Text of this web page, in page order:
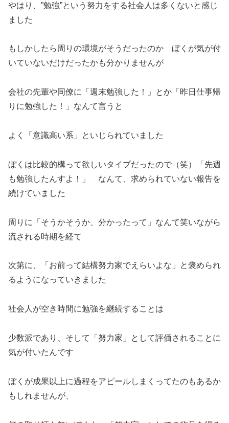
やはり、”勉強”という努力をする社会人は多くないと感じ
ました
もしかしたら周りの環境がそうだったのか ぼくが気が付
いていないだけだったかも分かりませんが
会社の先輩や同僚に「週末勉強した！」とか「昨日仕事帰
りに勉強した！」なんて言うと
よく「意識高い系」といじられていました
ぼくは比較的構って欲しいタイプだったので（笑）「先週
も勉強したんすよ！」 なんて、求められていない報告を
続けていました
周りに「そうかそうか、分かったって」なんて笑いながら
流される時期を経て
次第に、「お前って結構努力家でえらいよな」と褒められ
るようになっていきました
社会人が空き時間に勉強を継続することは
少数派であり、そして「努力家」として評価されることに
気が付いたんです
ぼくが成果以上に過程をアピールしまくってたのもあるか
もしれませんが、